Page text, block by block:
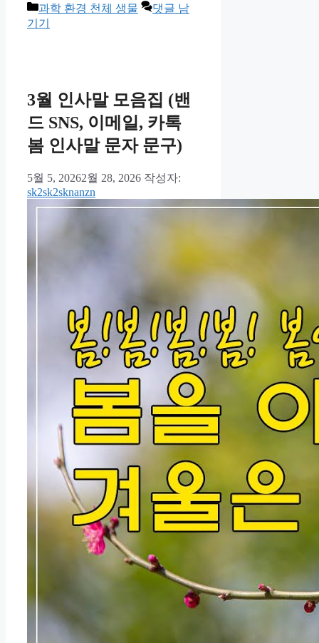
카
테
과학 환경 천체 생물
댓글 남
기기
3월 인사말 모음집 (밴
드 SNS, 이메일, 카톡
봄 인사말 문자 문구)
5월 5, 20262월 28, 2026 작성자:
sk2sk2sknanzn